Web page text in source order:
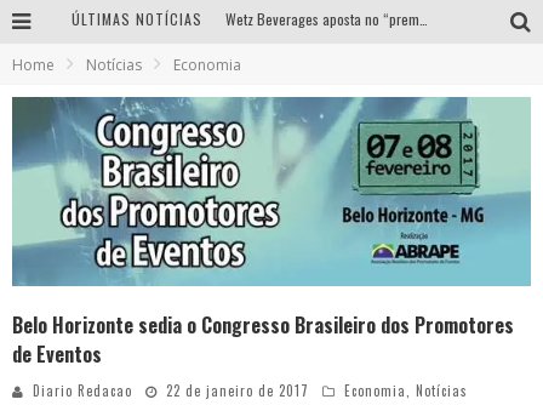
ÚLTIMAS NOTÍCIAS
Como a Cortex seduziu Google, AWS e McDonald’s com IA para o go-to-market
Democratização do malte: Proibida utiliza estratégia de custo-benefício para o lazer do brasileiro
Home Notícias Economia
Belo Horizonte sedia o Congresso Brasileiro dos Promotores
de Eventos
Diario Redacao 22 de janeiro de 2017 Economia Notícias